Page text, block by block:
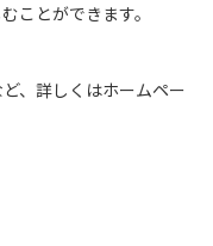
ことができます。
、詳しくはホームペー